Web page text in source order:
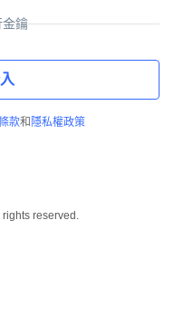
鑰
款和 隱私權政策
reserved.